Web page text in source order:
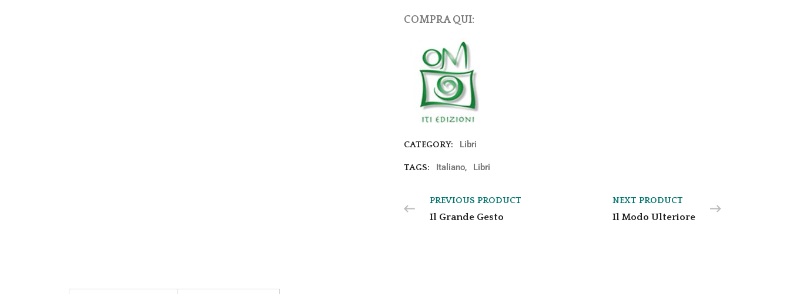
COMPRA QUI:
CATEGORY: Libri
TAGS: Italiano, Libri
PREVIOUS PRODUCT
Il Grande Gesto
NEXT PRODUCT
Il Modo Ulteriore